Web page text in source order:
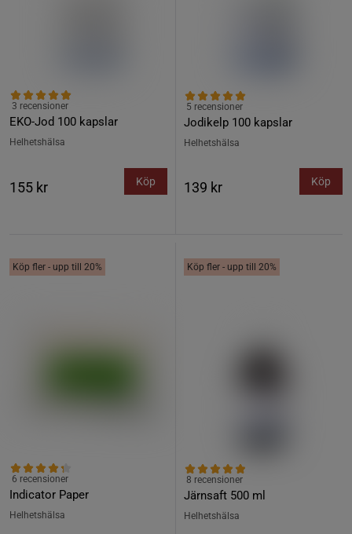
EKO-Jod 100 kapslar
3 recensioner
Helhetshälsa
155 kr Köp
Jodikelp 100 kapslar
5 recensioner
Helhetshälsa
139 kr Köp
Köp fler - upp till 20%
Indicator Paper
6 recensioner
Helhetshälsa
Köp fler - upp till 20%
Järnsaft 500 ml
8 recensioner
Helhetshälsa